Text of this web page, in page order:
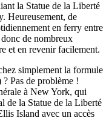
la Statue de la Liberté
Heureusement, de
en ferry entre
de nombreux
et en revenir facilement.
simplement la formule
Pas de problème !
à New York, qui
de la Statue de la Liberté
Island avec un accès